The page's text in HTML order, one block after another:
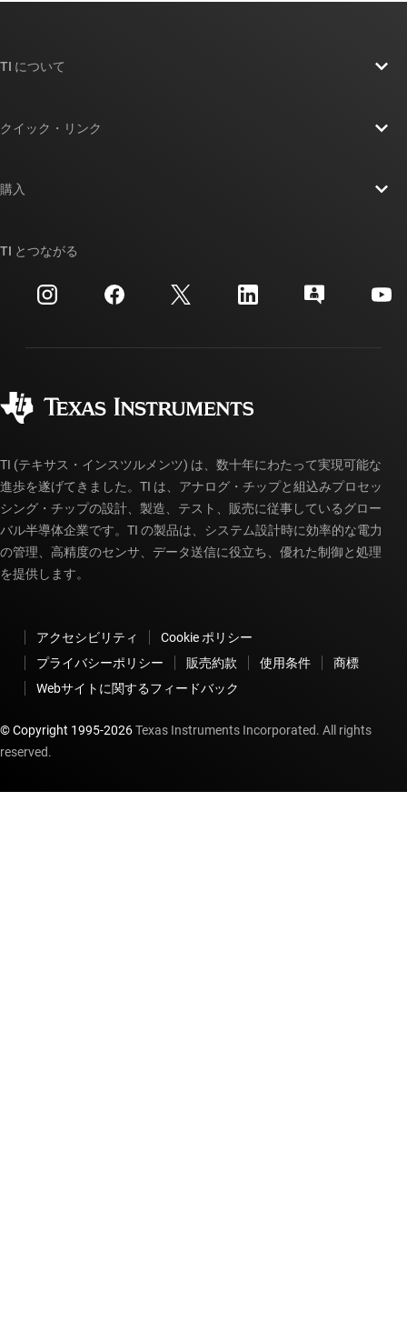
TI について
投資家向け情報
製造
クイック・リンク
クロスリファレンス検索
カスタマー・サポート・センター
myTI アカウントの FAQ
購入
ご注文に関する FAQ
TI とつながる
TI (テキサス・インスツルメンツ) は、数十年にわたって実現可能な
進歩を遂げてきました。TI は、アナログ・チップと組込みプロセッ
シング・チップの設計、製造、テスト、販売に従事しているグロー
バル半導体企業です。TI の製品は、システム設計時に効率的な電力
の管理、高精度のセンサ、データ送信に役立ち、優れた制御と処理
を提供します。
アクセシビリティ
Cookie ポリシー
プライバシーポリシー
販売約款 使用条件
商標
Webサイトに関するフィードバック
© Copyright 1995-2026Texas Instruments Incorporated. All rights
reserved.